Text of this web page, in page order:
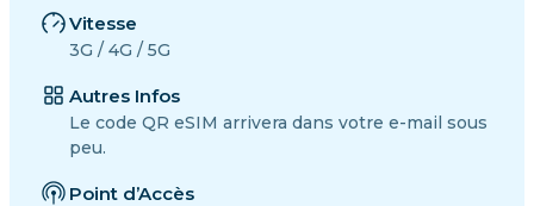
Vitesse
3G / 4G / 5G
Autres Infos
Le code QR eSIM arrivera dans votre e-mail sous
peu.
Point d’Accès